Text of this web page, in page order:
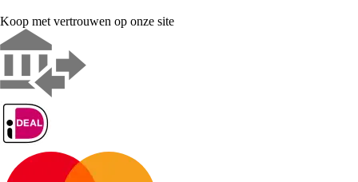
Koop met vertrouwen op onze site